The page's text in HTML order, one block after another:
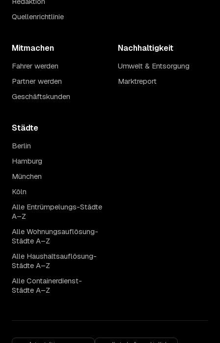
Quellenrichtlinie
Mitmachen
Fahrer werden
Partner werden
Geschäftskunden
Nachhaltigkeit
Umwelt & Entsorgung
Marktreport
Städte
Berlin
Hamburg
München
Köln
Alle Entrümpelungs-Städte
A–Z
Alle Wohnungsauflösung-
Städte A–Z
Alle Haushaltsauflösung-
Städte A–Z
Alle Containerdienst-
Städte A–Z